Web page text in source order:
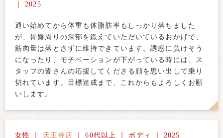
｜ 2025
通い始めてから体重も体脂肪率もしっかり落ちました
が、骨盤周りの深部を鍛えていただいているおかげで、
筋肉量は落とさずに維持できています。誘惑に負けそう
になったり、モチベーションが下がっている時には、ス
タッフの皆さんの応援してくださる顔を思い出して乗り
切れています。目標達成まで、これからもよろしくお願
いします。
女性 ｜ 天王寺店 ｜ 60代以上 ｜ ボディ ｜ 2025